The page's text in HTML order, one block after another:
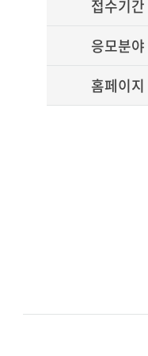
접수기간
응모분야
홈페이지